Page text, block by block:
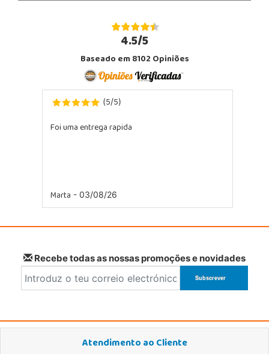
4.5/5
Baseado em 8102 Opiniões
(5/5)
Foi uma entrega rapida
Marta - 03/08/26
Recebe todas as nossas promoções e novidades
Atendimento ao Cliente